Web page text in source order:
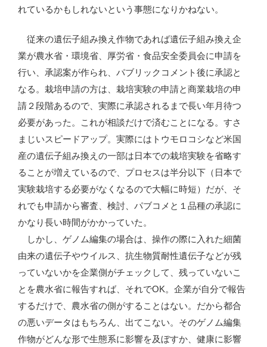
れているかもしれないという事態になりかねない。
従来の遺伝子組み換え作物であれば遺伝子組み換え企
業が農水省・環境省、厚労省・食品安全委員会に申請を
行い、承認案が作られ、パブリックコメント後に承認と
なる。栽培申請の方は、栽培実験の申請と商業栽培の申
請２段階あるので、実際に承認されるまで長い年月待つ
必要があった。これが相談だけで済むことになる。すさ
まじいスピードアップ。実際にはトウモロコシなど米国
産の遺伝子組み換えの一部は日本での栽培実験を省略す
ることが増えているので、プロセスは半分以下（日本で
実験栽培する必要がなくなるので大幅に時短）だが、そ
れでも申請から審査、検討、パブコメと１品種の承認に
かなり長い時間がかかっていた。
しかし、ゲノム編集の場合は、操作の際に入れた細菌
由来の遺伝子やウイルス、抗生物質耐性遺伝子などが残
っていないかを企業側がチェックして、残っていないこ
とを農水省に報告すれば、それでOK。企業が自分で報告
するだけで、農水省の側がすることはない。だから都合
の悪いデータはもちろん、出てこない。そのゲノム編集
作物がどんな形で生態系に影響を及ぼすか、健康に影響